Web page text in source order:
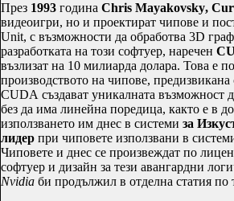
През 1993 година Chris Mayakovsky,
видеоигри, но и проектират чипове и
Unit, с възможности да обработва 3D
разработката на този софтуер, наречен
възлизат на 10 милиарда долара. Това е
производството на чипове,
CUDA създават уникалната възможност
без да има линейна поредица, както е в
използването им днес в системи за
лидер при чиповете използвани в
Чиповете и днес се произвеждат по
софтуер и дизайн за тези авангардни
Nvidia би продължил в отделна статия по